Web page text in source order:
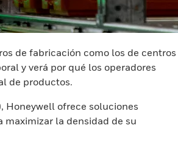
de fabricación como los de centros
y verá por qué los operadores
de productos.
Honeywell ofrece soluciones
la densidad de su